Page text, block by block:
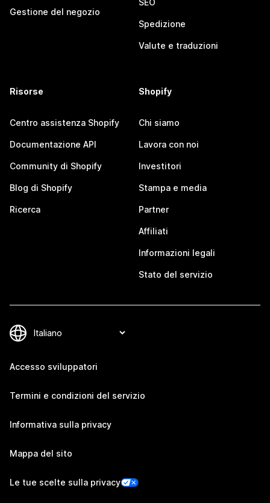
Gestione del negozio
SEO
Spedizione
Valute e traduzioni
Risorse
Centro assistenza Shopify
Documentazione API
Community di Shopify
Blog di Shopify
Ricerca
Shopify
Chi siamo
Lavora con noi
Investitori
Stampa e media
Partner
Affiliati
Informazioni legali
Stato del servizio
Accesso sviluppatori
Termini e condizioni del servizio
Informativa sulla privacy
Mappa del sito
Le tue scelte sulla privacy